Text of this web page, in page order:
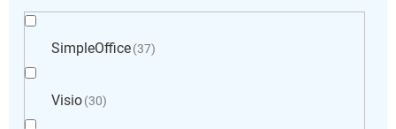
SimpleOffice 37
Visio 30